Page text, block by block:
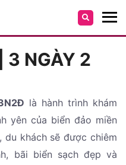
3 NGÀY 2
là hành trình khám
yên của biển đảo miền
, du khách sẽ được chiêm
bãi biển sạch đẹp và